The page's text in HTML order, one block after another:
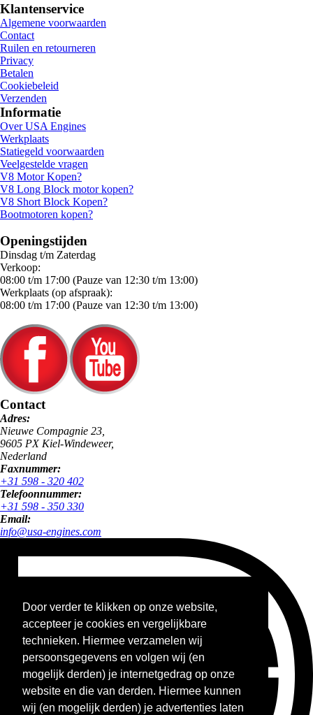
Door verder te klikken op onze website,
accepteer je cookies en vergelijkbare
technieken. Hiermee verzamelen wij
persoonsgegevens en volgen wij (en
mogelijk derden) je internetgedrag op onze
website en die van derden. Hiermee kunnen
wij (en mogelijk derden) je advertenties laten
Klantenservice
Algemene voorwaarden
Contact
Ruilen en retourneren
Privacy
Betalen
Cookiebeleid
Verzenden
Informatie
Over USA Engines
Werkplaats
Statiegeld voorwaarden
Veelgestelde vragen
V8 Motor Kopen?
V8 Long Block motor kopen?
V8 Short Block Kopen?
Bootmotoren kopen?
Openingstijden
Dinsdag t/m Zaterdag
Verkoop:
08:00 t/m 17:00 (Pauze van 12:30 t/m 13:00)
Werkplaats (op afspraak):
08:00 t/m 17:00 (Pauze van 12:30 t/m 13:00)
Contact
Adres:
Nieuwe Compagnie 23,
9605 PX Kiel-Windeweer,
Nederland
Faxnummer:
+31 598 - 320 402
Telefoonnummer:
+31 598 - 350 330
Email:
info@usa-engines.com